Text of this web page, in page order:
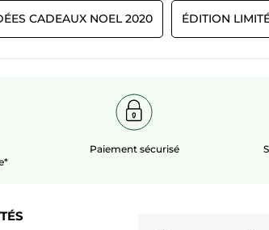
CADEAUX NOEL 2020 ÉDITION
Paiement sécurisé